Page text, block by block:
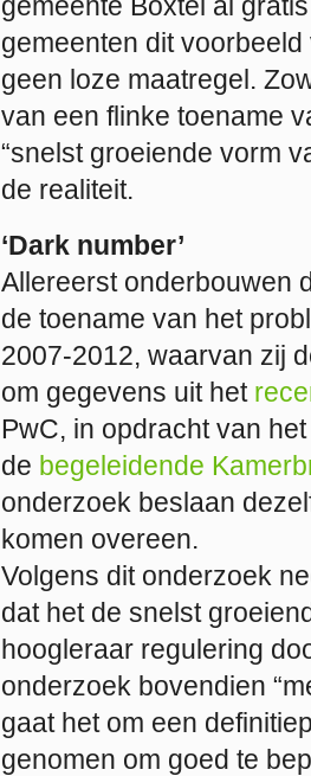
gemeenten dit
geen loze maatregel.
van een flinke toename
“snelst groeiende vorm
de realiteit.
‘Dark number’
Allereerst onderbouwen
de toename van het
2007-2012, waarvan zij
om gegevens uit het
PwC, in opdracht van
de begeleidende
onderzoek beslaan
komen overeen.
Volgens dit onderzoek
dat het de snelst
hoogleraar regulering
onderzoek bovendien
gaat het om een
genomen om goed te